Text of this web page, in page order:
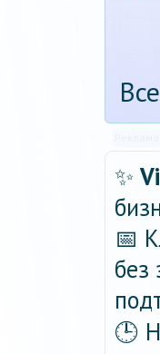
✨
📅
без
🕒